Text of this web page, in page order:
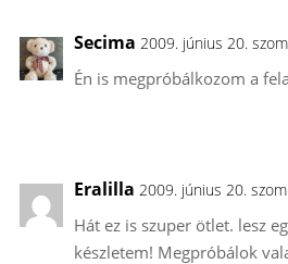
Secima 2009. június 20.
Én is megpróbálkozom a
Eralilla 2009. június 20.
Hát ez is szuper ötlet. lesz
készletem! Megpróbálok